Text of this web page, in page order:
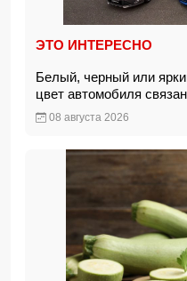
ЭТО ИНТЕРЕСНО
Белый, черный или
цвет автомобиля
08 августа 2026